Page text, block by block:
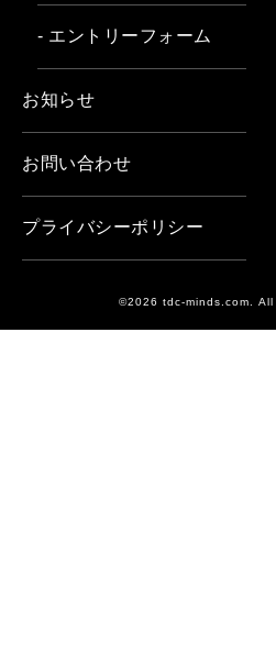
- エントリーフォーム
お知らせ
お問い合わせ
プライバシーポリシー
©2026 tdc-minds.com. All